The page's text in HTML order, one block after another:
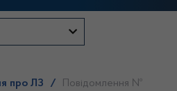
про ЛЗ /
Повідомлення №